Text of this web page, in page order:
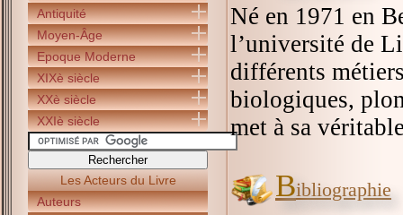
Antiquité
Moyen-Âge
Epoque Moderne
XIXè siècle
XXè siècle
XXIè siècle
Les Acteurs du Livre
Auteurs
Né en 1971 en
l’université de
différents
biologiques,
met à sa
Bibliographie